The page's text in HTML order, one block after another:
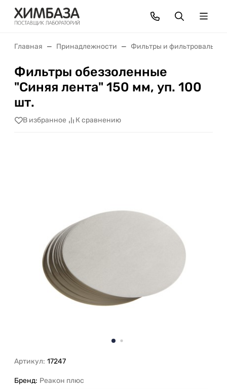
Главная Принадлежности Фильтры и
Фильтры обеззоленные
"Синяя лента" 150 мм, уп. 100
шт.
В избранное К сравнению
Артикул: 17247
Бренд: Реакон плюс